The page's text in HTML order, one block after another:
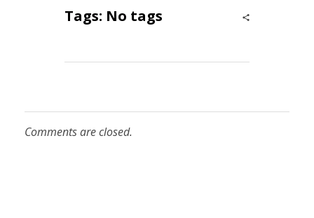
Tags: No tags
Comments are closed.